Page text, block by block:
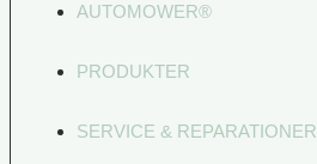
AUTOMOWER®
PRODUKTER
SERVICE & REPARATIONER